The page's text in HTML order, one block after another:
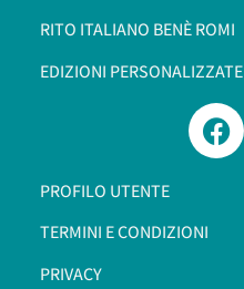
RITO ITALIANO BENÈ ROMI​
EDIZIONI PERSONALIZZATE
PROFILO UTENTE
TERMINI E CONDIZIONI
PRIVACY